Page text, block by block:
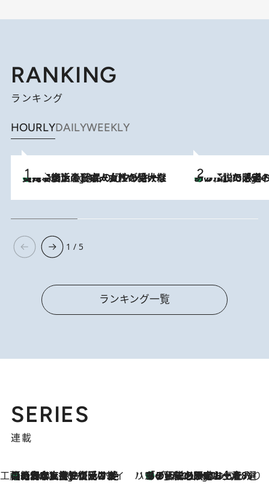
RANKING
ランキング
HOURLYDAILYWEEKLY
3 Hours Ago
【ハワイ土産】ローカルの絶大な支持で復活！ 絶品の幻クッキー《元ファンの日本人女性が受け継いだ名店》 3 Hours Ago
あの伝説の限定トートも！ リニューアルした「ディーン
1 / 5
ランキング一覧
SERIES
連載
工藤まやのおもてなしハワイ
3 Hours Ago
【ハワイ土産】ローカルの絶大な支持で復活！ 絶品の幻クッキー《元ファンの日本人女性が受け継いだ名店》 ハワイ賢者 リサのお気に入りリスト3 Hours Ago
あの伝説の限定トートも！ リニューアルした「ディーン＆デルーカ ハワイ」で必須のお土産8選